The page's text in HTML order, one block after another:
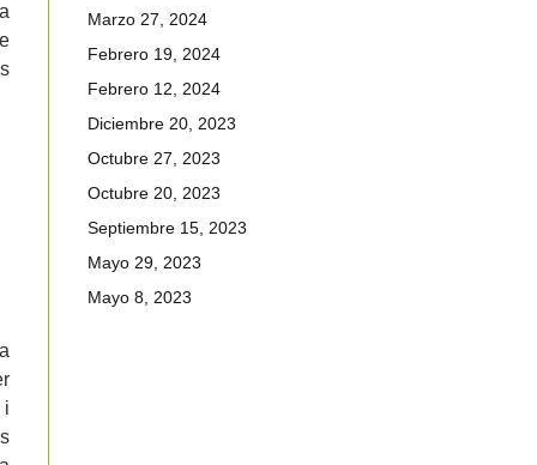
i
Marzo 27, 2024
Febrero 19, 2024
Febrero 12, 2024
Diciembre 20, 2023
Octubre 27, 2023
Octubre 20, 2023
Septiembre 15, 2023
Mayo 29, 2023
Mayo 8, 2023